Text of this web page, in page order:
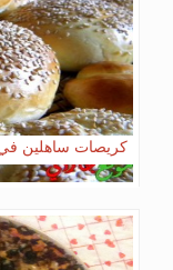
كريصات ساهلين في